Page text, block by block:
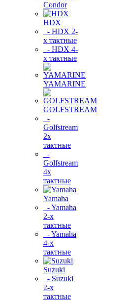
Condor
HDX
- HDX 2-
х тактные
- HDX 4-
х тактные
YAMARINE
GOLFSTREAM
-
Golfstream
2х
тактные
-
Golfstream
4х
тактные
Yamaha
- Yamaha
2-х
тактные
- Yamaha
4-х
тактные
Suzuki
- Suzuki
2-х
тактные